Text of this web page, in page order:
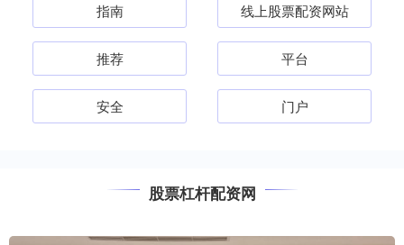
指南 线上股票配资网站
推荐 平台
安全 门户
股票杠杆配资网